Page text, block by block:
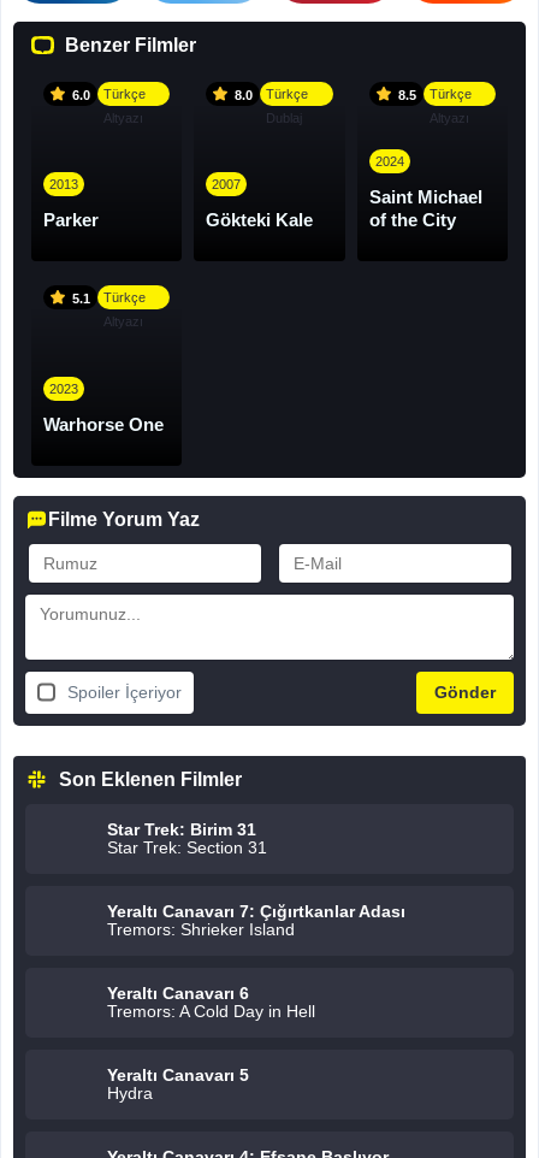
Benzer Filmler
6.0
Türkçe
Altyazı
2013
Parker
8.0
Türkçe
Dublaj
2007
Gökteki Kale
8.5
Türkçe
Altyazı
2024
Saint Michael
of the City
5.1
Türkçe
Altyazı
2023
Warhorse One
Filme Yorum Yaz
Spoiler İçeriyor
Son Eklenen Filmler
Star Trek: Birim 31
Star Trek: Section 31
Yeraltı Canavarı 7: Çığırtkanlar Adası
Tremors: Shrieker Island
Yeraltı Canavarı 6
Tremors: A Cold Day in Hell
Yeraltı Canavarı 5
Hydra